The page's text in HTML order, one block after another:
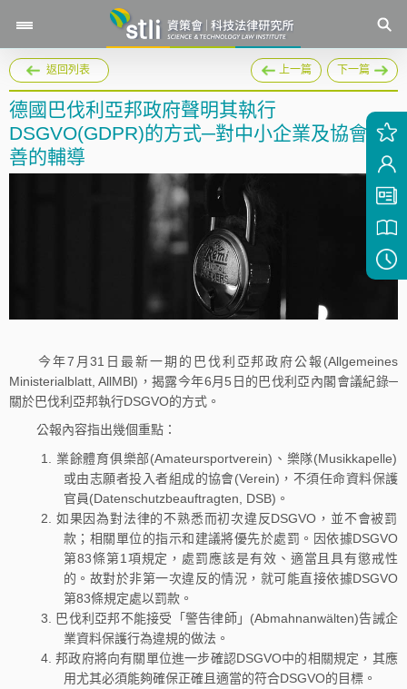
返回列表 上一篇 下一篇
德國巴伐利亞邦政府聲明其執行
DSGVO(GDPR)的方式─對中小企業及協會友
善的輔導
今年7月31日最新一期的巴伐利亞邦政府公報(Allgemeines
Ministerialblatt, AllMBl)，揭露今年6月5日的巴伐利亞內閣會議紀錄─
關於巴伐利亞邦執行DSGVO的方式。
公報內容指出幾個重點：
業餘體育俱樂部(Amateursportverein)、樂隊(Musikkapelle)
或由志願者投入者組成的協會(Verein)，不須任命資料保護
官員(Datenschutzbeauftragten, DSB)。
如果因為對法律的不熟悉而初次違反DSGVO，並不會被罰
款；相關單位的指示和建議將優先於處罰。因依據DSGVO
第83條第1項規定，處罰應該是有效、適當且具有懲戒性
的。故對於非第一次違反的情況，就可能直接依據DSGVO
第83條規定處以罰款。
巴伐利亞邦不能接受「警告律師」(Abmahnanwälten)告誡企
業資料保護行為違規的做法。
邦政府將向有關單位進一步確認DSGVO中的相關規定，其應
用尤其必須能夠確保正確且適當的符合DSGVO的目標。